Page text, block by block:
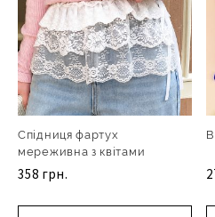
Спідниця фартух
мереживна з квітами
358 грн.